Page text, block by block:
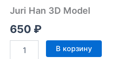
Juri Han 3D Model
650 ₽
Количество
товара
В корзину